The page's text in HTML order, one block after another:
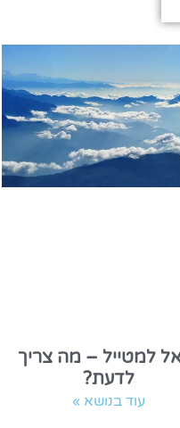
למטייל – מה צריך
לדעת?
עוד בנושא »